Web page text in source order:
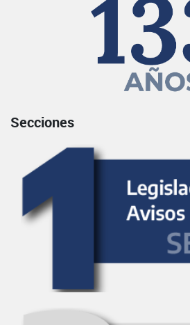
Secciones